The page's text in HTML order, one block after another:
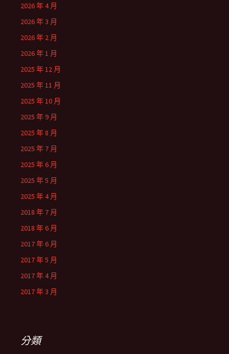
2026 年 4 月
2026 年 3 月
2026 年 2 月
2026 年 1 月
2025 年 12 月
2025 年 11 月
2025 年 10 月
2025 年 9 月
2025 年 8 月
2025 年 7 月
2025 年 6 月
2025 年 5 月
2025 年 4 月
2018 年 7 月
2018 年 6 月
2017 年 6 月
2017 年 5 月
2017 年 4 月
2017 年 3 月
分類